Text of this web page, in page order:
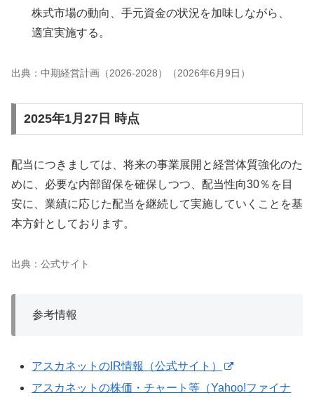
株式市場の動向、手元資金の状況を加味しながら、
適宜実施する。
出典：中期経営計画（2026-2028）（2026年6月9日）
2025年1月27日 時点
配当につきましては、将来の事業展開と経営体質強化のた
めに、必要な内部留保を確保しつつ、配当性向30％を目
安に、業績に応じた配当を継続して実施していくことを基
本方針としております。
出典：公式サイト
参考情報
アスカネットのIR情報（公式サイト）
アスカネットの株価・チャート等（Yahoo!ファイナ